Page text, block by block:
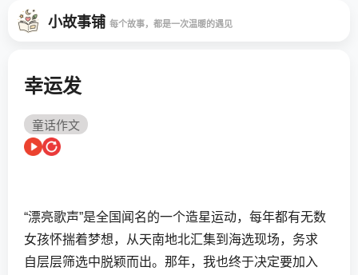
小故事铺 每个故事，都是一次温暖的遇见
幸运发
童话作文
“漂亮歌声”是全国闻名的一个造星运动，每年都有无数
女孩怀揣着梦想，从天南地北汇集到海选现场，务求
自层层筛选中脱颖而出。那年，我也终于决定要加入